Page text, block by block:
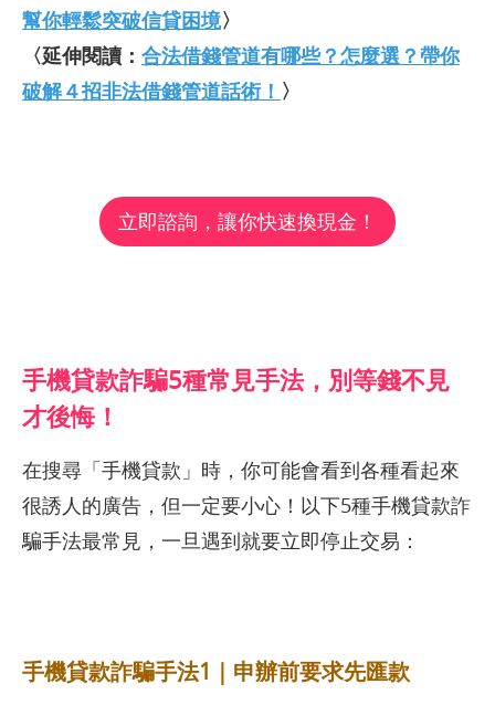
幫你輕鬆突破信貸困境〉
〈延伸閱讀： 合法借錢管道有哪些？怎麼選？帶你
破解４招非法借錢管道話術！ 〉
立即諮詢，讓你快速換現金！
手機貸款詐騙5種常見手法，別等錢不見
才後悔！
在搜尋「手機貸款」時，你可能會看到各種看起來
很誘人的廣告，但一定要小心！以下5種手機貸款詐
騙手法最常見，一旦遇到就要立即停止交易：
手機貸款詐騙手法1｜申辦前要求先匯款